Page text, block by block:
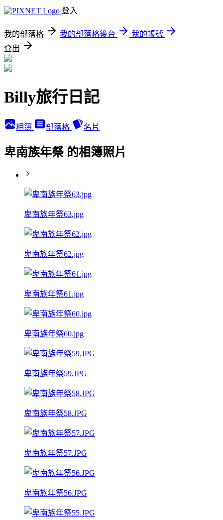
登入
我的部落格 我的部落格後台
我的帳號
登出
Billy旅行日記
相簿 部落格 名片
卑南族年祭 的相簿照片
卑南族年祭63.jpg
卑南族年祭62.jpg
卑南族年祭61.jpg
卑南族年祭60.jpg
卑南族年祭59.JPG
卑南族年祭58.JPG
卑南族年祭57.JPG
卑南族年祭56.JPG